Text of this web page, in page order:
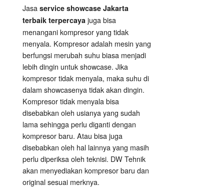
Jasa service showcase Jakarta
terbaik terpercaya juga bisa
menangani kompresor yang tidak
menyala. Kompresor adalah mesin yang
berfungsi merubah suhu biasa menjadi
lebih dingin untuk showcase. Jika
kompresor tidak menyala, maka suhu di
dalam showcasenya tidak akan dingin.
Kompresor tidak menyala bisa
disebabkan oleh usianya yang sudah
lama sehingga perlu diganti dengan
kompresor baru. Atau bisa juga
disebabkan oleh hal lainnya yang masih
perlu diperiksa oleh teknisi. DW Tehnik
akan menyediakan kompresor baru dan
original sesuai merknya.